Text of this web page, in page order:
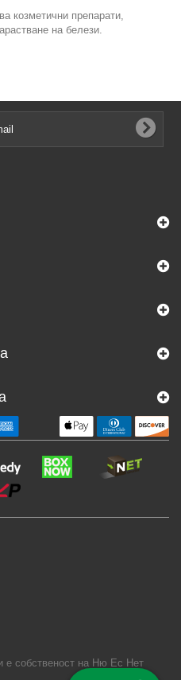
козметични препарати,
на белези.
е собственост на Ню Ес Нет